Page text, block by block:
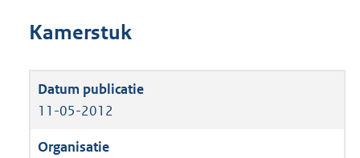
Kamerstuk
11-05-2012